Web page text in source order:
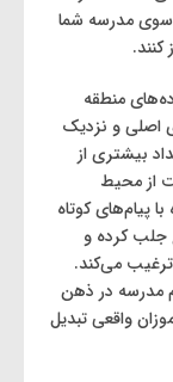
سوی مدرسه شما
منطقه
اصلی و نزدیک
بیشتری از
از محیط
پیام‌های کوتاه
جلب کرده و
می‌کند.
مدرسه در ذهن
واقعی تبدیل